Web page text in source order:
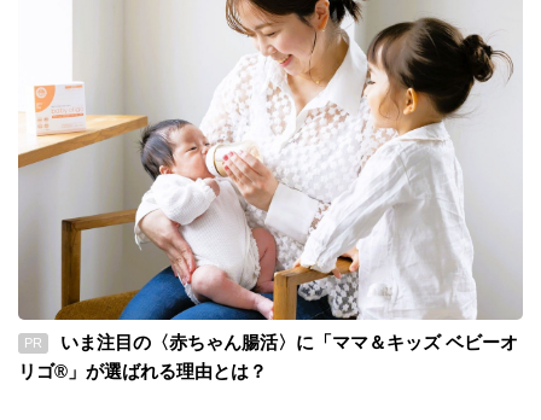
PR
いま注目の〈赤ちゃん腸活〉に「ママ＆キッズ ベビーオ
リゴ®」が選ばれる理由とは？